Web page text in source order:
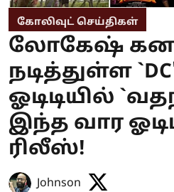
கோலிவுட் செய்திகள்
லோகேஷ்
நடித்துள்ள
ஓடிடியில்
இந்த வார
ரிலீஸ்!
Johnson